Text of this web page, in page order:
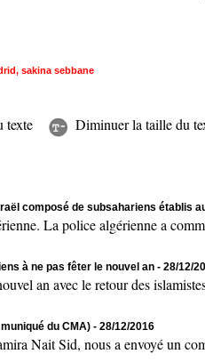
, sakina sebbane
texte Diminuer la taille du
composé de subsahariens établis
La police algérienne a
à ne pas fêter le nouvel an - 28/12/
an avec le retour des
du CMA) - 28/12/2016
Nait Sid, nous a envoyé un